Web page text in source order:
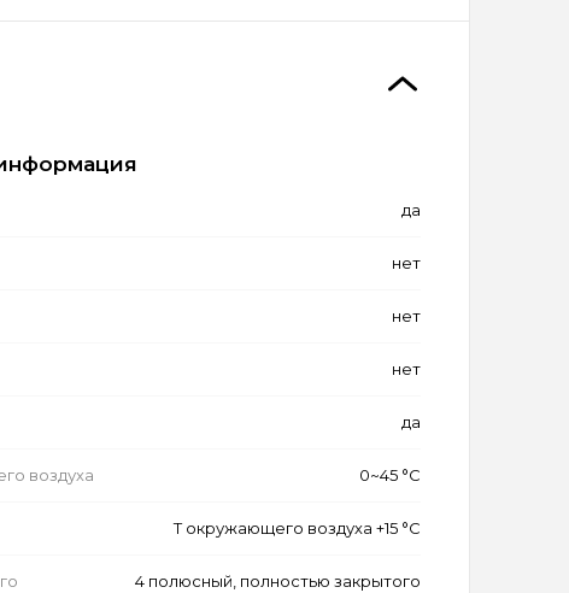
да
нет
нет
нет
да
воздуха 0~45 °C
Т окружающего воздуха +15 °C
4 полюсный, полностью закрытого